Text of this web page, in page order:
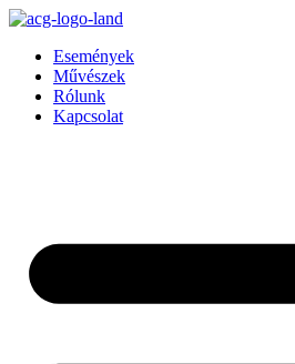
Ugrás
tartalomhozEsemények
Művészek
Rólunk
Kapcsolat